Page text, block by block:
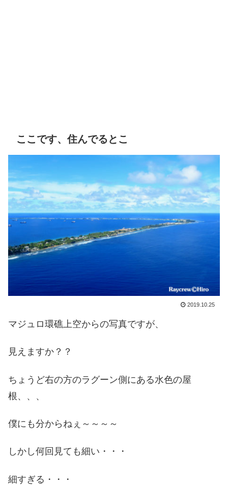
ここです、住んでるとこ
2019.10.25
マジュロ環礁上空からの写真ですが、
見えますか？？
ちょうど右の方のラグーン側にある水色の屋
根、、、
僕にも分からねぇ～～～～
しかし何回見ても細い・・・
細すぎる・・・